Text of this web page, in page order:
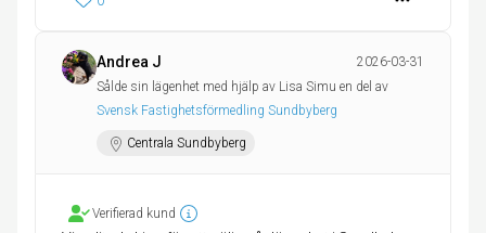
Andrea J
2026-03-31
Sålde sin lägenhet med hjälp av Lisa Simu en del av
Svensk Fastighetsförmedling Sundbyberg
Centrala Sundbyberg
Verifierad kund